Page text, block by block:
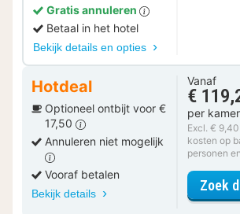
Gratis annuleren
Betaal in het hotel
Bekijk details en opties
Hotdeal
Optioneel ontbijt voor €
17,50
Annuleren niet mogelijk
Vooraf betalen
Bekijk details
Vanaf
€
per
Excl. €
kosten op
personen
Zoek